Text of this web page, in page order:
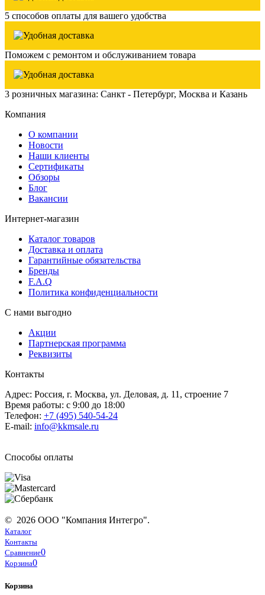
5 способов оплаты для вашего удобства
Поможем с ремонтом и обслуживанием товара
3 розничных магазина: Санкт - Петербург, Москва и Казань
Компания
О компании
Новости
Наши клиенты
Сертификаты
Обзоры
Блог
Вакансии
Интернет-магазин
Каталог товаров
Доставка и оплата
Гарантийные обязательства
Бренды
F.A.Q
Политика конфиденциальности
С нами выгодно
Акции
Партнерская программа
Реквизиты
Контакты
Адрес: Россия, г. Москва, ул. Деловая, д. 11, строение 7
Время работы: с 9:00 до 18:00
Телефон: +7 (495) 540-54-24
E-mail: info@kkmsale.ru
Способы оплаты
© 2026 ООО "Компания Интегро".
Каталог
Контакты
Сравнение0
Корзина0
Корзина